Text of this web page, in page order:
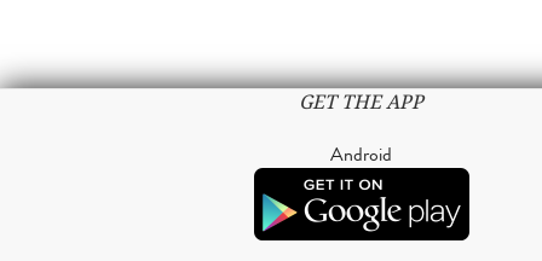
GET THE APP
Android